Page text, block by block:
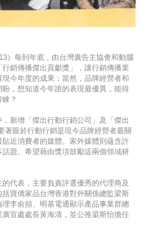
）每到年底，由台灣廣告主協會和動腦
銷傳播傑出貢獻獎」，讓行銷傳播業
今年度的成果；當然，品牌經營者和
盼，想知道今年誰的表現最優異，能得
？
新增「傑出行動行銷公司」及「傑出
著眼於行動行銷是現今品牌經營者最關
近消費者的媒體。家外媒體則蘊含許
題。希望藉由獎項鼓勵這兩個領域耕
代表，主要負責評選優秀的代理商及
寶僑家品台灣香港對外關係總監梁斯
李俞頻、明基電通顯示產品事業群總
宣處處長黃海清，並公推梁斯怡擔任